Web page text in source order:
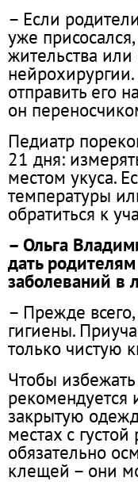
– Если
уже
жительства
отправить его
он
Педиатр
21 дня:
местом укуса.
температуры
обратиться к
– Ольга
дать
заболеваний в
– Прежде
гигиены.
только чистую
Чтобы
рекомендуется
закрытую
местах с
обязательно
клещей – они